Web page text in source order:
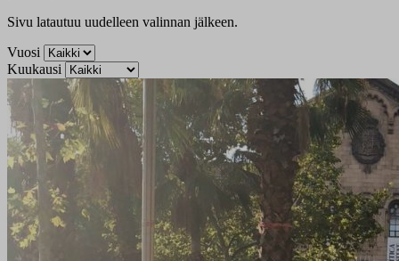
Sivu latautuu uudelleen valinnan jälkeen.
Vuosi
Kuukausi